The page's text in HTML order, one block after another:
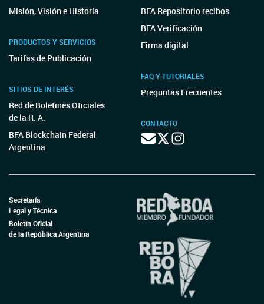
Misión, Visión e Historia
PRODUCTOS Y SERVICIOS
Tarifas de Publicación
SITIOS DE INTERÉS
Red de Boletines Oficiales
de la R. A.
BFA Blockchain Federal
Argentina
BFA Repositorio recibos
BFA Verificación
Firma digital
FAQ Y TUTORIALES
Preguntas Frecuentes
CONTACTO
Secretaría
Legal y Técnica
Boletín Oficial
de la República Argentina